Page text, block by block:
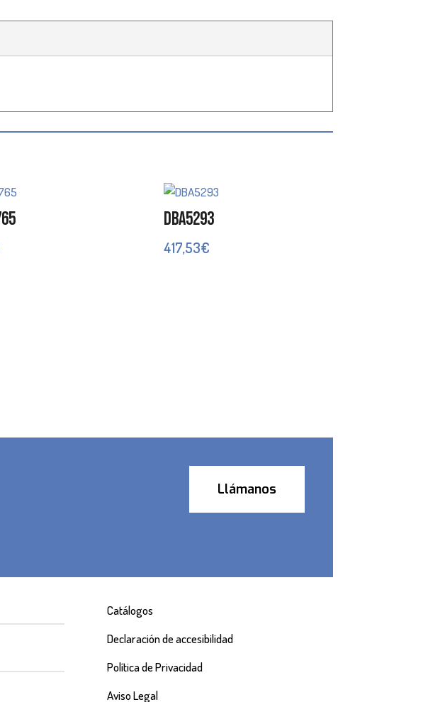
DBA5293
417,53€
Llámanos
Catálogos
Declaración de accesibilidad
Política de Privacidad
Aviso Legal